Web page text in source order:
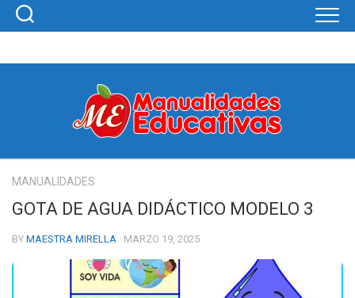
Skip
MANUALIDADES
GOTA DE AGUA DIDÁCTICO MODELO 3
BY MAESTRA MIRELLA · MARZO 19, 2025